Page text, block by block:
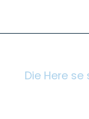
Die Here